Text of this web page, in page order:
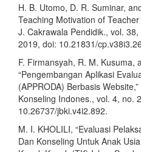
H. B. Utomo, D. R. Suminar,
Teaching Motivation of
J. Cakrawala Pendidik., vol.
2019, doi: 10.21831/
F. Firmansyah, R. M. Kusuma,
“Pengembangan Aplikasi
(APPRODA) Berbasis
Konseling Indones., vol. 4, no.
10.26737/jbki.v4i2.892.
M. I. KHOLILI, “Evaluasi
Dan Konseling Untuk Anak